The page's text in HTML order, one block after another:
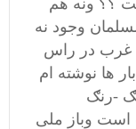
؟؟ ونه هم
وجود نه
غرب در راس
ها نوشته ام
-رنګ
است وباز ملی